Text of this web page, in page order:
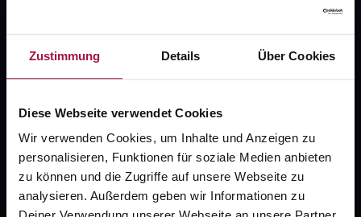
Zustimmung Details Über Cookies
Diese Webseite verwendet Cookies
Wir verwenden Cookies, um Inhalte und Anzeigen zu
personalisieren, Funktionen für soziale Medien anbieten
zu können und die Zugriffe auf unsere Webseite zu
analysieren. Außerdem geben wir Informationen zu
gesund-versorger.de
Sanitätshäuser
Datenschutz
AGB
Impressum